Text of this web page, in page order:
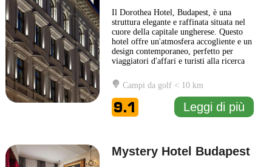
Il Dorothea Hotel, Budapest, è una
struttura elegante e raffinata situata nel
cuore della capitale ungherese. Questo
hotel offre un'atmosfera accogliente e un
design contemporaneo, perfetto per
viaggiatori d'affari e turisti alla ricerca
Dorothea Hotel sono caratterizzati da un
mix di stile moderno e elementi
tradizionali, creando un ambiente
rilassante e sofisticato. Gli... Leggi di
più
Campi da golf < 10 km
9.1 Leggi di più
Mystery Hotel Budapest